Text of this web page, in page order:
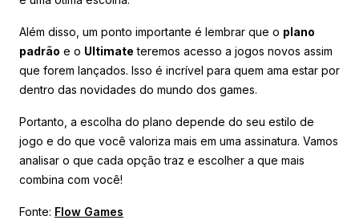
Além disso, um ponto importante é lembrar que o plano
padrão e o Ultimate teremos acesso a jogos novos assim
que forem lançados. Isso é incrível para quem ama estar por
dentro das novidades do mundo dos games.
Portanto, a escolha do plano depende do seu estilo de
jogo e do que você valoriza mais em uma assinatura. Vamos
analisar o que cada opção traz e escolher a que mais
combina com você!
Fonte: Flow Games